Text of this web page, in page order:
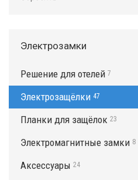
Электрозамки
Решение для отелей 7
Электрозащёлки 47
Планки для защёлок 23
Электромагнитные замки 8
Аксессуары 24